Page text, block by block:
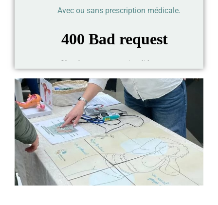
Avec ou sans prescription médicale.